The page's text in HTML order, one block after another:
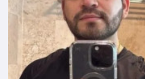
ფავლენიშვილი აირჩიეს.
გამოჩენილა ნანუკა ჟორჟოლიანი,
სტუმრის სტატუსით ესწრებოდა
კობახიძე. ყრილობას წინ უძღოდა
ბოკუჩავასა და პარტიის სხვა წევრებს
ბოკუჩავამ კი, მედიასთან განაცხადა,
საკუთარ თავს ვერ ხედავს.